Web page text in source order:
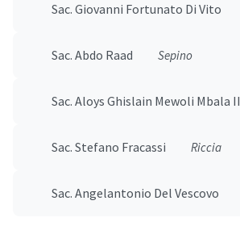
Sac. Giovanni Fortunato Di Vito
Sac. Abdo Raad Sepino
Sac. Aloys Ghislain Mewoli Mbala II
Sac. Stefano Fracassi Riccia
Sac. Angelantonio Del Vescovo